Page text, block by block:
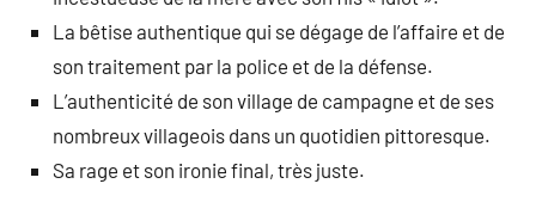
La bêtise authentique qui se dégage de l’affaire et de
son traitement par la police et de la défense.
L’authenticité de son village de campagne et de ses
nombreux villageois dans un quotidien pittoresque.
Sa rage et son ironie final, très juste.